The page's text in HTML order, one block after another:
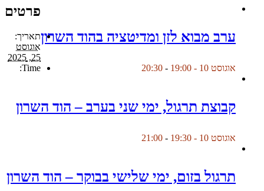
ערב מבוא לזן ומדיטציה בהוד השרון
אוגוסט 10 - 19:00 -
20:30
קבוצת תרגול, ימי שני בערב – הוד השרון
אוגוסט 10 - 19:30 -
21:00
תרגול בזום, ימי שלישי בבוקר – הוד השרון
פרטים
תאריך:
אוגוסט
25, 2025
Time: